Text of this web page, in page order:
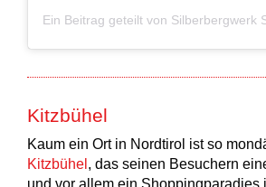
Ein Beitrag geteilt von Silberbergwerk
Kitzbühel
Kaum ein Ort in Nordtirol ist so
Kitzbühel , das seinen Besuchern